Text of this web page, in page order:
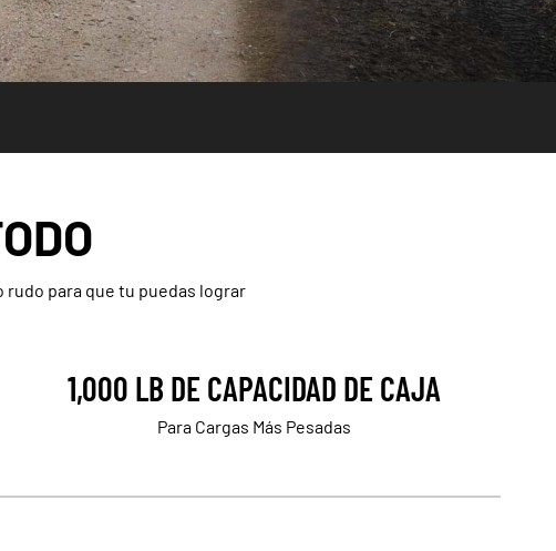
rudo para que tu puedas lograr
1,000 LB DE CAPACIDAD DE CAJA
Para Cargas Más Pesadas